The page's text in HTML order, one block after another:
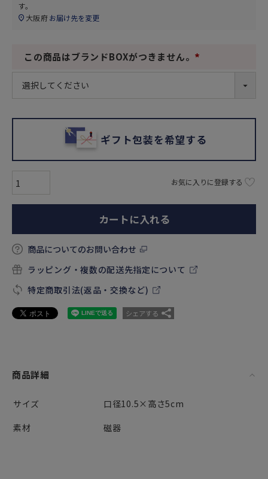
す。
大阪府お届け先を変更
この商品はブランドBOXがつきません。
ギフト包装を希望する
お気に入りに登録する
カートに入れる
商品についてのお問い合わせ
ラッピング・複数の配送先指定について
特定商取引法(返品・交換など)
シェアする
商品詳細
サイズ
口径10.5×高さ5cm
素材
磁器